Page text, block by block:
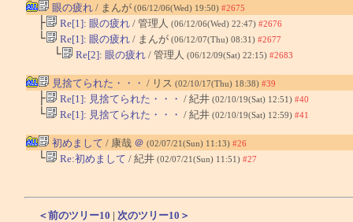
眼の疲れ/ まんが (06/12/06(Wed) 19:50) #2675
├ Re[1]: 眼の疲れ/ 管理人 (06/12/06(Wed) 22:47) #2676
└ Re[1]: 眼の疲れ/ まんが (06/12/07(Thu) 08:31) #2677
└ Re[2]: 眼の疲れ/ 管理人 (06/12/09(Sat) 22:15) #2683
見捨てられた・・・ / リス (02/10/17(Thu) 18:38) #39
├ Re[1]: 見捨てられた・・・ / 紀井 (02/10/19(Sat) 12:51) #40
└ Re[1]: 見捨てられた・・・ / 紀井 (02/10/19(Sat) 12:59) #41
初めまして / 康哉 ＠ (02/07/21(Sun) 11:13) #26
└ Re:初めまして / 紀井 (02/07/21(Sun) 11:51) #27
＜前のツリー10 | 次のツリー10＞